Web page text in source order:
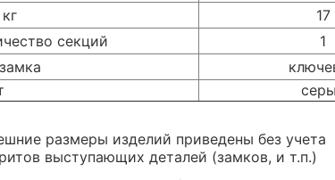
17
секций
1
размеры изделий приведены без учета
выступающих деталей (замков, и т.п.)